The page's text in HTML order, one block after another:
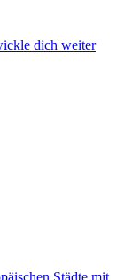
dich weiter
Städte mit